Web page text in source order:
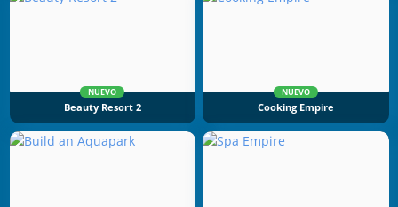
NUEVO
Beauty Resort 2
NUEVO
Cooking Empire